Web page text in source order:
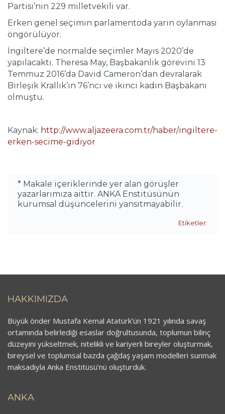
Partisi’nin 229 milletvekili var.
Erken genel seçimin parlamentoda yarın oylanması
öngörülüyor.
İngiltere’de normalde seçimler Mayıs 2020’de
yapılacaktı. Theresa May, Başbakanlık görevini 13
Temmuz 2016’da David Cameron’dan devralarak
Birleşik Krallık’ın 76’ncı ve ikinci kadın Başbakanı
olmuştu.
Kaynak: http://www.aljazeera.com.tr/haber/ingiltere-
erken-secime-gidiyor
* Makale içeriklerinde yer alan görüşler
yazarlarımıza aittir. ANKA Enstitüsünün
kurumsal düşüncelerini yansıtmayabilir.
Etiketler:
HAKKIMIZDA
Büyük önder Mustafa Kemal Atatürk’ün 1921 yılında savaş
ortamında belirlediği esaslar doğrultusunda, toplumun bilinç
düzeyini yükseltmek, nitelikli ve kariyerli bireyler oluşturmak,
bireysel ve toplumsal bazda çağdaş yaşam modelleri sunmak
maksadıyla Anka Enstitüsü’nü oluşturduk.
ANKA